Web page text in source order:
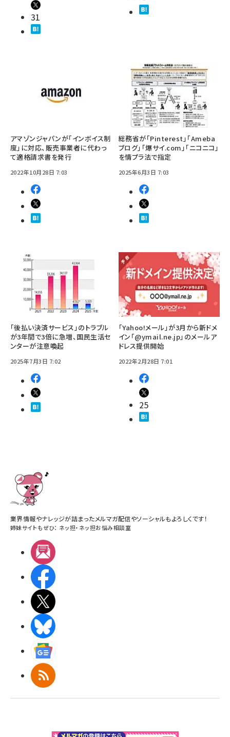
31
アマゾンジャパンが「インボイス制
度」に対応、販売事業者に代わっ
て適格請求書を発行
2022年10月28日 7:03
総務省が「Pinterest」「Ameba
ブログ」「爆サイ.com」「ニコニコ」
を情プラ法で指定
2025年6月3日 7:03
「後払い決済サービス」のトラブル
が3年間で3倍に急増、国民生活セ
ンターが注意喚起
2025年7月3日 7:02
「Yahoo!メール」が3月から新ドメ
イン「@ymail.ne.jp」のメールア
ドレス提供開始
2022年2月28日 7:01
25
業界情報やナレッジが詰まったメルマガ配信やソーシャルもよろしくです！
姉妹サイトもぜひ： ネッ担・ ネッ担お悩み相談室
RSS